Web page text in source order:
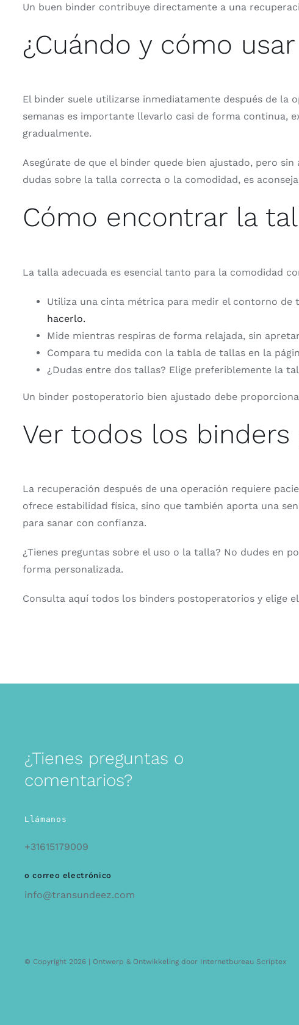
Un buen binder contribuye directamente a una
¿Cuándo y cómo
El binder suele utilizarse inmediatamente después de la
semanas es importante llevarlo casi de forma continua,
gradualmente.
Asegúrate de que el binder quede bien ajustado, pero
dudas sobre la talla correcta o la comodidad, es
Cómo encontrar la
La talla adecuada es esencial tanto para la comodidad
Utiliza una cinta métrica para medir el contorno de
hacerlo.
Mide mientras respiras de forma relajada, sin
Compara tu medida con la tabla de tallas en la
¿Dudas entre dos tallas? Elige preferiblemente la
Un binder postoperatorio bien ajustado debe
Ver todos los
La recuperación después de una operación requiere
ofrece estabilidad física, sino que también aporta una
para sanar con confianza.
¿Tienes preguntas sobre el uso o la talla? No dudes en
forma personalizada.
Consulta aquí todos los binders postoperatorios y elige
¿Tienes preguntas o
comentarios?
Llámanos
+31615179009
o correo electrónico
info@transundeez.com
© Copyright 2026 | Ontwerp & Ontwikkeling door Internetbureau Scriptex